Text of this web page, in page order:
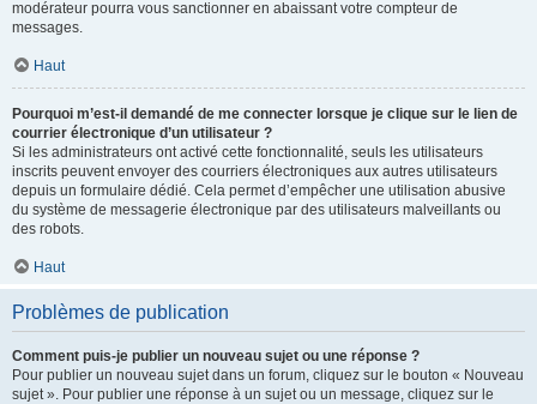
modérateur pourra vous sanctionner en abaissant votre compteur de
messages.
Haut
Pourquoi m’est-il demandé de me connecter lorsque je clique sur le lien de
courrier électronique d’un utilisateur ?
Si les administrateurs ont activé cette fonctionnalité, seuls les utilisateurs
inscrits peuvent envoyer des courriers électroniques aux autres utilisateurs
depuis un formulaire dédié. Cela permet d’empêcher une utilisation abusive
du système de messagerie électronique par des utilisateurs malveillants ou
des robots.
Haut
Problèmes de publication
Comment puis-je publier un nouveau sujet ou une réponse ?
Pour publier un nouveau sujet dans un forum, cliquez sur le bouton « Nouveau
sujet ». Pour publier une réponse à un sujet ou un message, cliquez sur le